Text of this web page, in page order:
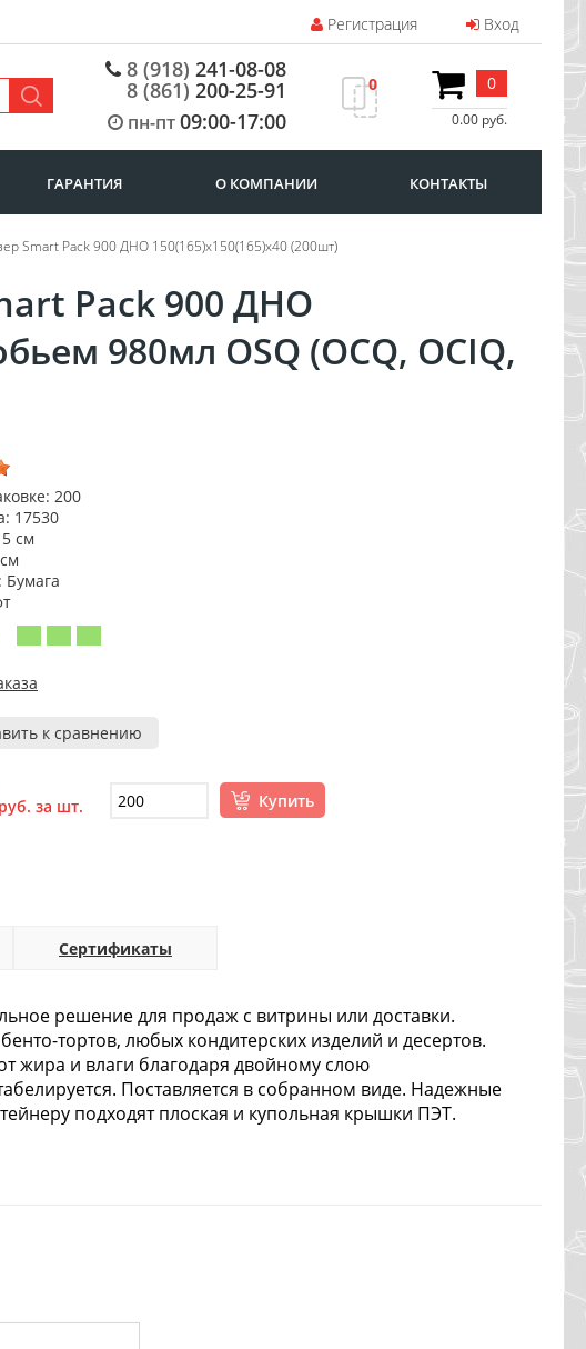
Регистрация Вход
8 (918) 241-08-08
8 (861) 200-25-91
пн-пт09:00-17:00
0 0
0.00 руб.
ГАРАНТИЯ О КОМПАНИИ КОНТАКТЫ
Smart Pack 900 ДНО 150(165)х150(165)х40 (200шт)
Pack 900 ДНО
980мл OSQ (OCQ, OCIQ,
200
17530
см
к сравнению
руб. за шт. Купить
Сертификаты
решение для продаж с витрины или доставки.
тортов, любых кондитерских изделий и десертов.
жира и влаги благодаря двойному слою
Поставляется в собранном виде. Надежные
подходят плоская и купольная крышки ПЭТ.